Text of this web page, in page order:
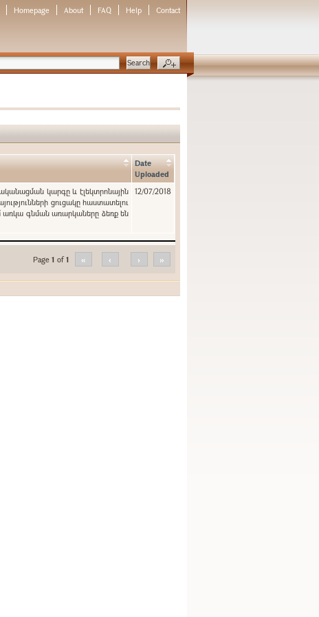
Homepage About FAQ Help Contact
Date
Uploaded
կարգը և էլեկտրոնային
ցուցակը հաստատելու
առկա գնման առարկաները ձեռք են
12/07/2018
Page 1 of1 « ‹ › »